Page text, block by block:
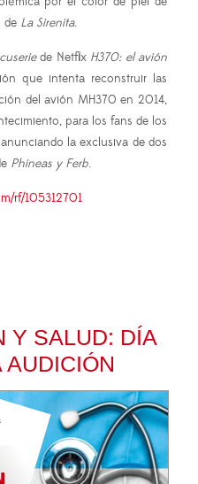
de La Sirenita.
de Netflix H370: el avión
que intenta reconstruir las
del avión MH370 en 2014,
para los fans de los
la exclusiva de dos
Phineas y Ferb.
rf/105312701
Y SALUD: DÍA
AUDICIÓN